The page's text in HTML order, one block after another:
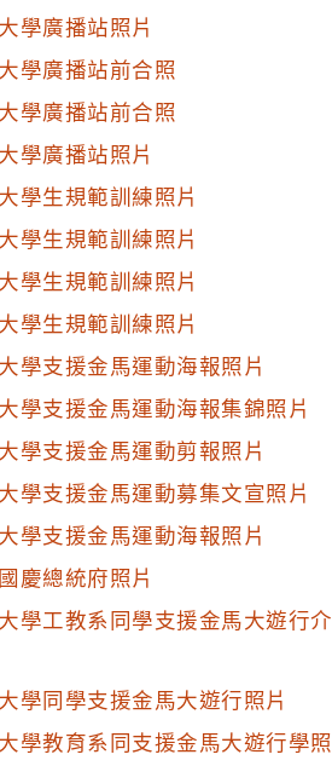
學廣播站照片
學廣播站前合照
學廣播站前合照
學廣播站照片
學生規範訓練照片
學生規範訓練照片
學生規範訓練照片
學生規範訓練照片
學支援金馬運動海報照片
學支援金馬運動海報集錦照片
學支援金馬運動剪報照片
學支援金馬運動募集文宣照片
學支援金馬運動海報照片
慶總統府照片
學工教系同學支援金馬大遊行介
學同學支援金馬大遊行照片
學教育系同支援金馬大遊行學照